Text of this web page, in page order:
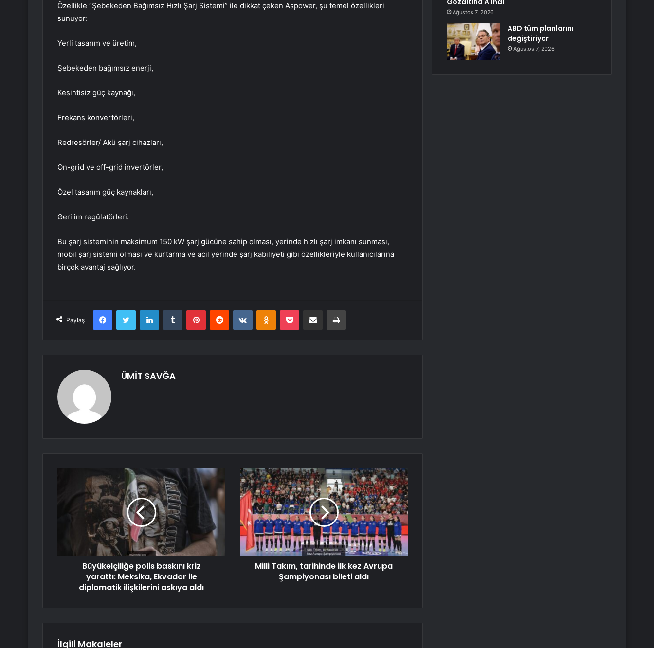
Özellikle “Şebekeden Bağımsız Hızlı Şarj Sistemi” ile dikkat çeken Aspower, şu temel özellikleri
sunuyor:
Yerli tasarım ve üretim,
Şebekeden bağımsız enerji,
Kesintisiz güç kaynağı,
Frekans konvertörleri,
Redresörler/ Akü şarj cihazları,
On-grid ve off-grid invertörler,
Özel tasarım güç kaynakları,
Gerilim regülatörleri.
Bu şarj sisteminin maksimum 150 kW şarj gücüne sahip olması, yerinde hızlı şarj imkanı sunması,
mobil şarj sistemi olması ve kurtarma ve acil yerinde şarj kabiliyeti gibi özellikleriyle kullanıcılarına
birçok avantaj sağlıyor.
Paylaş
FacebookTwitter LinkedInTumblr PinterestReddit VKontakteOdnoklassniki
Pocket E-Posta ile paylaş Yazdır
ÜMİT SAVĞA
Büyükelçiliğe polis baskını kriz
yarattı: Meksika, Ekvador ile
diplomatik ilişkilerini askıya aldı
Milli Takım, tarihinde ilk kez Avrupa
Şampiyonası bileti aldı
İlgili Makaleler
Gözaltına Alındı
Ağustos 7, 2026
ABD tüm planlarını
değiştiriyor
Ağustos 7, 2026